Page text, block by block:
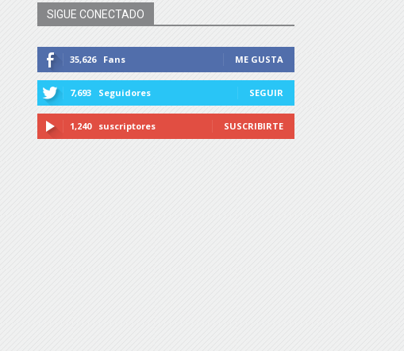
SIGUE CONECTADO
35,626 Fans ME GUSTA
7,693 Seguidores SEGUIR
1,240 suscriptores SUSCRIBIRTE